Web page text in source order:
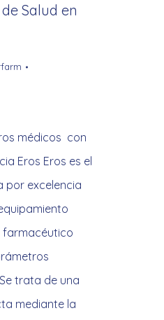
Salud en
médicos con
Eros Eros es el
por excelencia
farmacéutico
trata de una
mediante la